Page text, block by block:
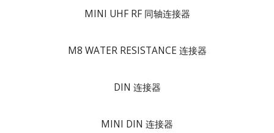
MINI UHF RF 同轴连接器
M8 WATER RESISTANCE 连接器
DIN 连接器
MINI DIN 连接器